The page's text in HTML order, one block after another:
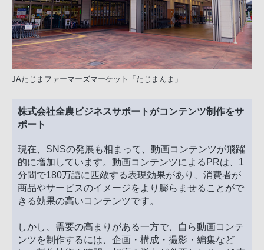
JAたじまファーマーズマーケット「たじまんま」
株式会社全農ビジネスサポートがコンテンツ制作をサ
ポート
現在、SNSの発展も相まって、動画コンテンツが飛躍
的に増加しています。動画コンテンツによるPRは、1
分間で180万語に匹敵する表現効果があり、消費者が
商品やサービスのイメージをより膨らませることがで
きる効果の高いコンテンツです。
しかし、需要の高まりがある一方で、自ら動画コンテ
ンツを制作するには、企画・構成・撮影・編集など